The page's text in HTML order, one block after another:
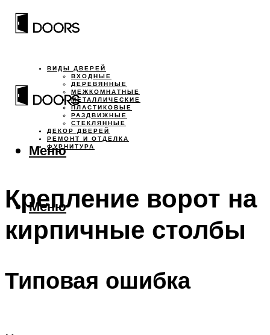
ВИДЫ ДВЕРЕЙ
ВХОДНЫЕ
ДЕРЕВЯННЫЕ
МЕЖКОМНАТНЫЕ
МЕТАЛЛИЧЕСКИЕ
ПЛАСТИКОВЫЕ
РАЗДВИЖНЫЕ
СТЕКЛЯННЫЕ
ДЕКОР ДВЕРЕЙ
РЕМОНТ И ОТДЕЛКА
ФУРНИТУРА
Меню
Меню
Крепление ворот на
кирпичные столбы
Типовая ошибка